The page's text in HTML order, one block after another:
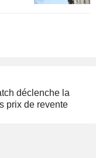
déclenche la
prix de revente